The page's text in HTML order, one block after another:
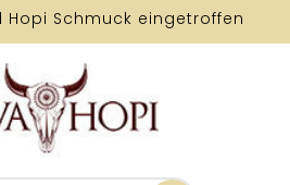
Hopi Schmuck eingetroffen